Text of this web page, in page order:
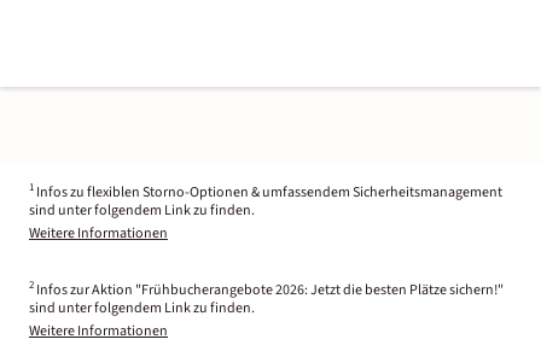
1 Infos zu flexiblen Storno-Optionen & umfassendem Sicherheitsmanagement
sind unter folgendem Link zu finden.
Weitere Informationen
2 Infos zur Aktion "Frühbucherangebote 2026: Jetzt die besten Plätze sichern!"
sind unter folgendem Link zu finden.
Weitere Informationen